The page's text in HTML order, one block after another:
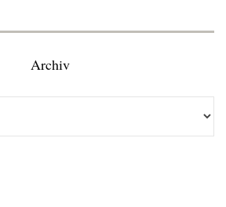
Archiv